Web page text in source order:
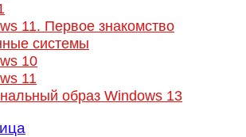
11. Первое знакомство
системы
10
11
образ Windows 13